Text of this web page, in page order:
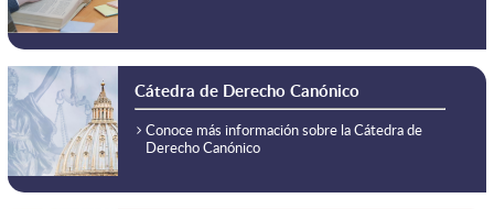
Cátedra de Derecho Canónico
Conoce más información sobre la Cátedra de
Derecho Canónico